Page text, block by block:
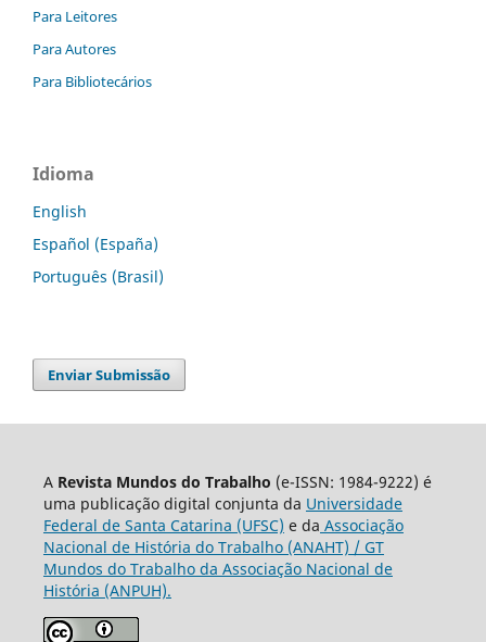
Para Leitores
Para Autores
Para Bibliotecários
Idioma
English
Español (España)
Português (Brasil)
Enviar Submissão
A Revista Mundos do Trabalho (e-ISSN: 1984-9222) é
uma publicação digital conjunta da Universidade
Federal de Santa Catarina (UFSC) e da Associação
Nacional de História do Trabalho (ANAHT) / GT
Mundos do Trabalho da Associação Nacional de
História (ANPUH).